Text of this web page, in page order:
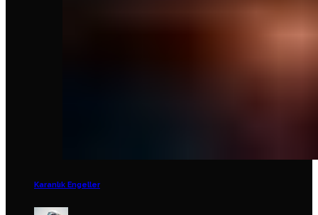
Karanlık Engeller